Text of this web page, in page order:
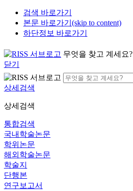
검색 바로가기
본문 바로가기(skip to content)
하단정보 바로가기
무엇을 찾고 계세요?
닫기
상세검색
상세검색
통합검색
국내학술논문
학위논문
해외학술논문
학술지
단행본
연구보고서